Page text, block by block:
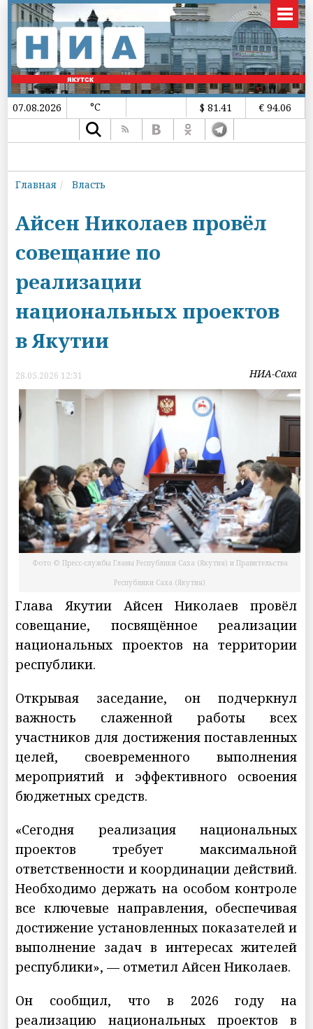
07.08.2026 °C $ 81.41 € 94.06
Главная Власть
Айсен Николаев провёл
совещание по
реализации
национальных проектов
в Якутии
28.05.2026 12:31 НИА-Саха
Фото © Пресс-службы Главы Республики Саха (Якутия) и Правительства
Республики Саха (Якутия)
Глава Якутии Айсен Николаев провёл
совещание, посвящённое реализации
национальных проектов на территории
республики.
Открывая заседание, он подчеркнул
важность слаженной работы всех
участников для достижения поставленных
целей, своевременного выполнения
мероприятий и эффективного освоения
бюджетных средств.
«Сегодня реализация национальных
проектов требует максимальной
ответственности и координации действий.
Необходимо держать на особом контроле
все ключевые направления, обеспечивая
достижение установленных показателей и
выполнение задач в интересах жителей
республики», — отметил Айсен Николаев.
Он сообщил, что в 2026 году на
реализацию национальных проектов в